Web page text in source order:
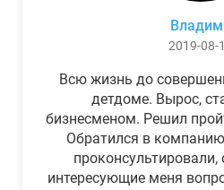
2019-08-
Всю жизнь до
детдоме. Вырос,
бизнесменом. Решил
Обратился в
проконсультировали,
интересующие меня